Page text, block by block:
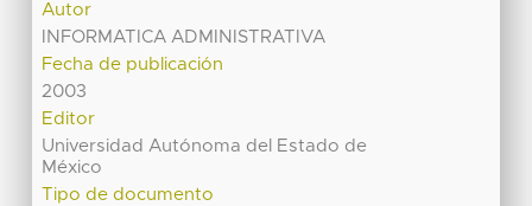
Autor
INFORMATICA ADMINISTRATIVA
Fecha de publicación
2003
Editor
Universidad Autónoma del Estado de
México
Tipo de documento